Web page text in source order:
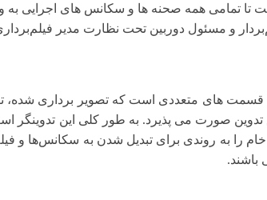
تا تمامی همه صحنه‌ ها و سکانس‌ های اجرایی به
و مسئول دوربین تحت نظارت مدیر
قسمت های متعددی است که تصویر برداری شده،
صورت می پذیرد. به طور کلی این تدوینگر
را به روندی برای تبدیل شدن به سکانس‌ها و
باشند.